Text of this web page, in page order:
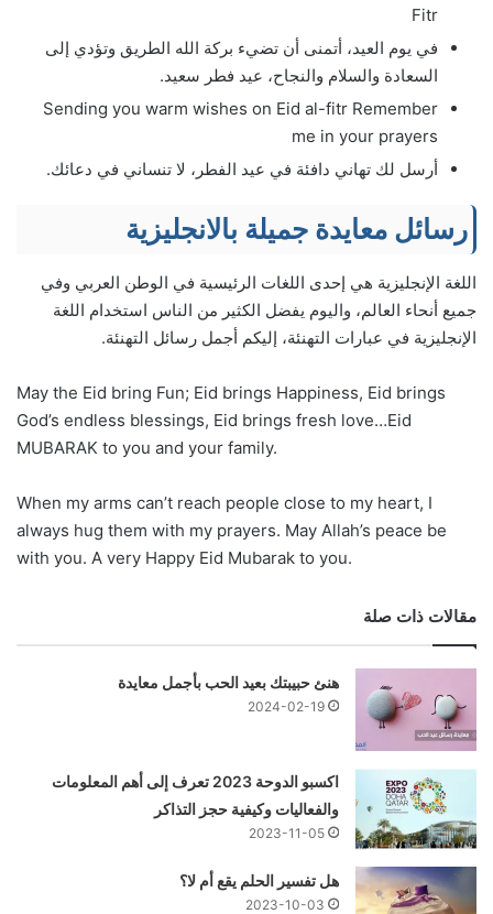
Fitr
في يوم العيد، أتمنى أن تضيء بركة الله الطريق وتؤدي إلى
السعادة والسلام والنجاح، عيد فطر سعيد.
Sending you warm wishes on Eid al-fitr Remember
me in your prayers
أرسل لك تهاني دافئة في عيد الفطر، لا تنساني في دعائك.
رسائل معايدة جميلة بالانجليزية
اللغة الإنجليزية هي إحدى اللغات الرئيسية في الوطن العربي وفي
جميع أنحاء العالم، واليوم يفضل الكثير من الناس استخدام اللغة
الإنجليزية في عبارات التهنئة، إليكم أجمل رسائل التهنئة.
May the Eid bring Fun; Eid brings Happiness, Eid brings
God’s endless blessings, Eid brings fresh love…Eid
MUBARAK to you and your family.
When my arms can’t reach people close to my heart, I
always hug them with my prayers. May Allah’s peace be
with you. A very Happy Eid Mubarak to you.
مقالات ذات صلة
هنئ حبيبتك بعيد الحب بأجمل معايدة
2024-02-19
اكسبو الدوحة 2023 تعرف إلى أهم المعلومات
والفعاليات وكيفية حجز التذاكر
2023-11-05
هل تفسير الحلم يقع أم لا؟
2023-10-03